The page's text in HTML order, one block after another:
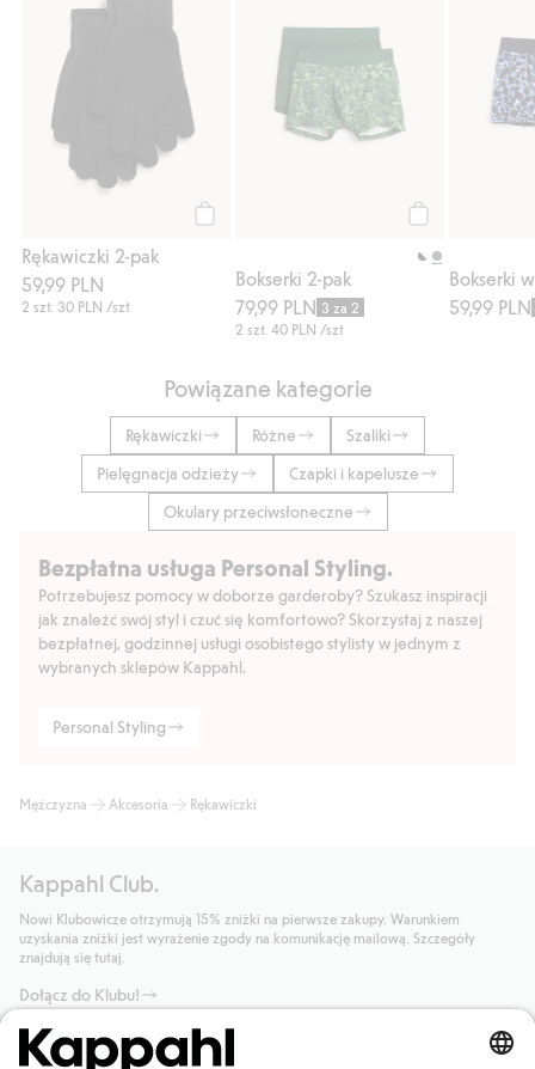
Rękawiczki 2-pak
59,99 PLN
2 szt. 30 PLN /szt
Bokserki 2-pak
79,99 PLN 3 za 2
2 szt.40 PLN /szt
Bokserki
59,99 PLN
Powiązane kategorie
Rękawiczki Różne
Szaliki
Pielęgnacja odzieży
Czapki i kapelusze
Okulary przeciwsłoneczne
Bezpłatna usługa Personal Styling.
Potrzebujesz pomocy w doborze garderoby? Szukasz inspiracji
jak znaleźć swój styl i czuć się komfortowo? Skorzystaj z naszej
bezpłatnej, godzinnej usługi osobistego stylisty w jednym z
wybranych sklepów Kappahl.
Personal Styling
Mężczyzna Akcesoria Rękawiczki
Kappahl Club.
Nowi Klubowicze otrzymują 15% zniżki na pierwsze zakupy. Warunkiem
uzyskania zniżki jest wyrażenie zgody na komunikację mailową. Szczegóły
znajdują się tutaj.
Dołącz do Klubu!